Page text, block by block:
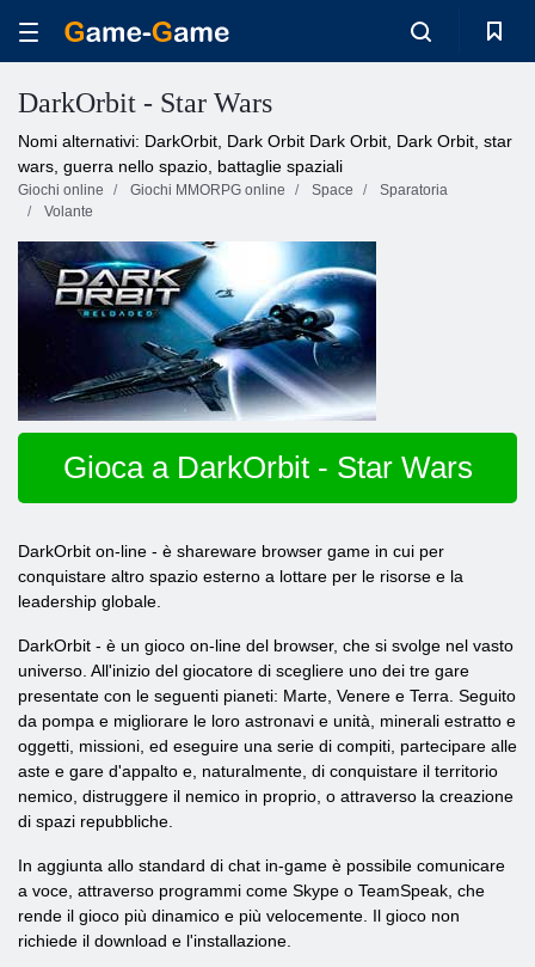
DarkOrbit - Star Wars
Nomi alternativi: DarkOrbit, Dark Orbit Dark Orbit, Dark Orbit, star
wars, guerra nello spazio, battaglie spaziali
Giochi online Giochi MMORPG online Space
Sparatoria
Volante
Gioca a DarkOrbit - Star Wars
DarkOrbit on-line - è shareware browser game in cui per
conquistare altro spazio esterno a lottare per le risorse e la
leadership globale.
DarkOrbit - è un gioco on-line del browser, che si svolge nel vasto
universo. All'inizio del giocatore di scegliere uno dei tre gare
presentate con le seguenti pianeti: Marte, Venere e Terra. Seguito
da pompa e migliorare le loro astronavi e unità, minerali estratto e
oggetti, missioni, ed eseguire una serie di compiti, partecipare alle
aste e gare d'appalto e, naturalmente, di conquistare il territorio
nemico, distruggere il nemico in proprio, o attraverso la creazione
di spazi repubbliche.
In aggiunta allo standard di chat in-game è possibile comunicare
a voce, attraverso programmi come Skype o TeamSpeak, che
rende il gioco più dinamico e più velocemente. Il gioco non
richiede il download e l'installazione.